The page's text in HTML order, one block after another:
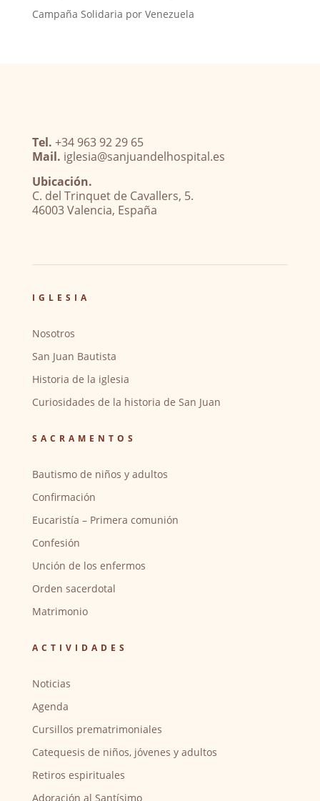
Campaña Solidaria por Venezuela
Tel. +34 963 92 29 65
Mail. iglesia@sanjuandelhospital.es
Ubicación.
C. del Trinquet de Cavallers, 5.
46003 Valencia, España
IGLESIA
Nosotros
San Juan Bautista
Historia de la iglesia
Curiosidades de la historia de San Juan
SACRAMENTOS
Bautismo de niños y adultos
Confirmación
Eucaristía – Primera comunión
Confesión
Unción de los enfermos
Orden sacerdotal
Matrimonio
ACTIVIDADES
Noticias
Agenda
Cursillos prematrimoniales
Catequesis de niños, jóvenes y adultos
Retiros espirituales
Adoración al Santísimo